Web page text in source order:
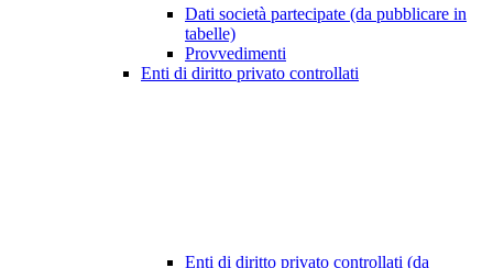
Dati società partecipate (da pubblicare in
tabelle)
Provvedimenti
Enti di diritto privato controllati
Enti di diritto privato controllati (da